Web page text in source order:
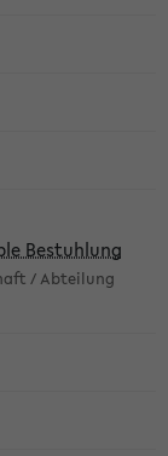
Bestuhlung
/ Abteilung